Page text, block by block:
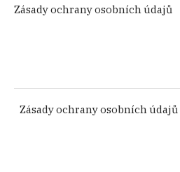
Zásady ochrany osobních údajů
Zásady ochrany osobních údajů